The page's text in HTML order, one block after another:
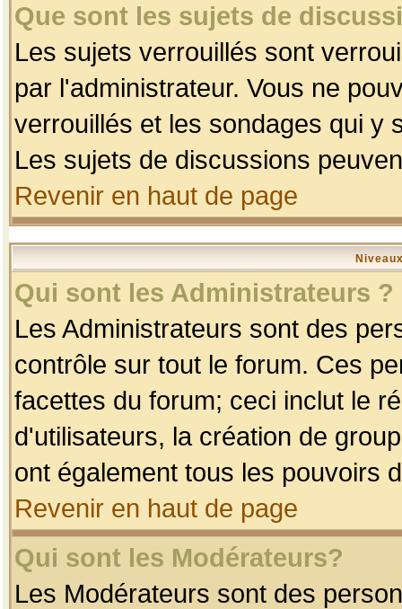
Que sont les sujets de
Les sujets verrouillés sont
par l'administrateur. Vous ne
verrouillés et les sondages qui y
Les sujets de discussions
Revenir en haut de page
Qui sont les Administrateurs ?
Les Administrateurs sont des
contrôle sur tout le forum. Ces
facettes du forum; ceci inclut le
d'utilisateurs, la création de
ont également tous les pouvoirs
Revenir en haut de page
Qui sont les Modérateurs?
Les Modérateurs sont des